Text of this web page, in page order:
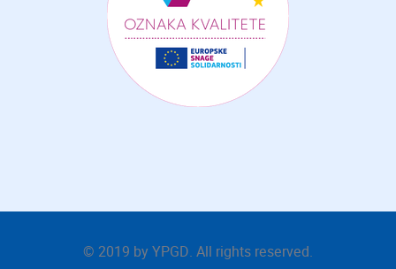
© 2019 by YPGD. All rights reserved.